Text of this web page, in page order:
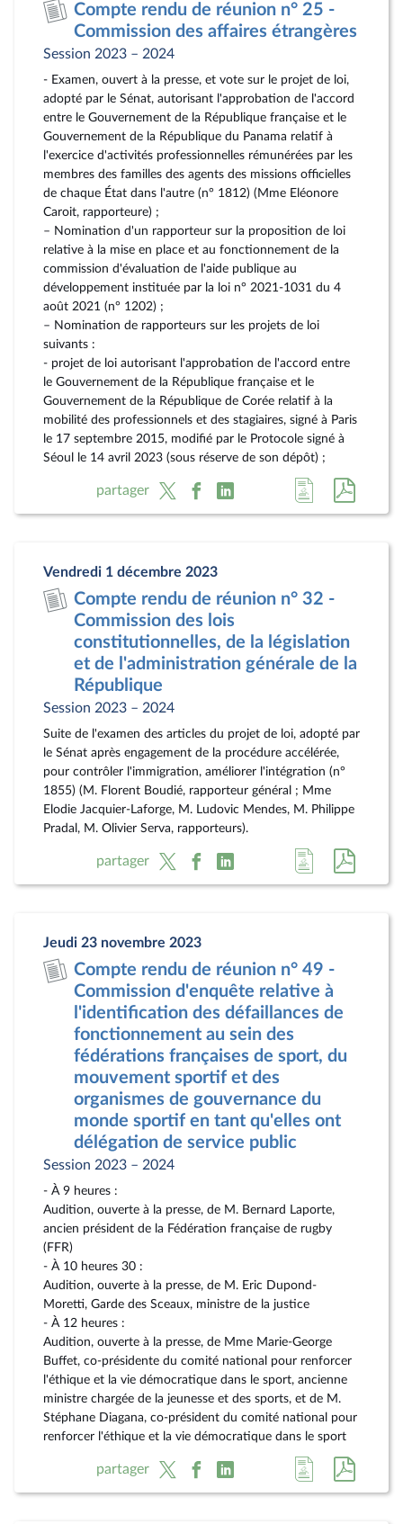
document
pdf
Compte rendu de réunion n° 25 -
Commission des affaires étrangères
Session 2023 – 2024
- Examen, ouvert à la presse, et vote sur le projet de loi,
adopté par le Sénat, autorisant l'approbation de l'accord
entre le Gouvernement de la République française et le
Gouvernement de la République du Panama relatif à
l'exercice d'activités professionnelles rémunérées par les
membres des familles des agents des missions officielles
de chaque État dans l'autre (n° 1812) (Mme Eléonore
Caroit, rapporteure) ;
– Nomination d'un rapporteur sur la proposition de loi
relative à la mise en place et au fonctionnement de la
commission d'évaluation de l'aide publique au
développement instituée par la loi n° 2021-1031 du 4
août 2021 (n° 1202) ;
– Nomination de rapporteurs sur les projets de loi
suivants :
- projet de loi autorisant l'approbation de l'accord entre
le Gouvernement de la République française et le
Gouvernement de la République de Corée relatif à la
mobilité des professionnels et des stagiaires, signé à Paris
le 17 septembre 2015, modifié par le Protocole signé à
Séoul le 14 avril 2023 (sous réserve de son dépôt) ;
partager
Accéder
à
document
au
pdf
Vendredi 1 décembre 2023
Compte rendu de réunion n° 32 -
Commission des lois
constitutionnelles, de la législation
et de l'administration générale de la
République
Session 2023 – 2024
Suite de l'examen des articles du projet de loi, adopté par
le Sénat après engagement de la procédure accélérée,
pour contrôler l'immigration, améliorer l'intégration (n°
1855) (M. Florent Boudié, rapporteur général ; Mme
Elodie Jacquier-Laforge, M. Ludovic Mendes, M. Philippe
Pradal, M. Olivier Serva, rapporteurs).
partager
Accéder
à
document
au
pdf
Jeudi 23 novembre 2023
Compte rendu de réunion n° 49 -
Commission d'enquête relative à
l'identification des défaillances de
fonctionnement au sein des
fédérations françaises de sport, du
mouvement sportif et des
organismes de gouvernance du
monde sportif en tant qu'elles ont
délégation de service public
Session 2023 – 2024
- À 9 heures :
Audition, ouverte à la presse, de M. Bernard Laporte,
ancien président de la Fédération française de rugby
(FFR)
- À 10 heures 30 :
Audition, ouverte à la presse, de M. Eric Dupond-
Moretti, Garde des Sceaux, ministre de la justice
- À 12 heures :
Audition, ouverte à la presse, de Mme Marie-George
Buffet, co-présidente du comité national pour renforcer
l'éthique et la vie démocratique dans le sport, ancienne
ministre chargée de la jeunesse et des sports, et de M.
Stéphane Diagana, co-président du comité national pour
renforcer l'éthique et la vie démocratique dans le sport
partager
Accéder
à
au